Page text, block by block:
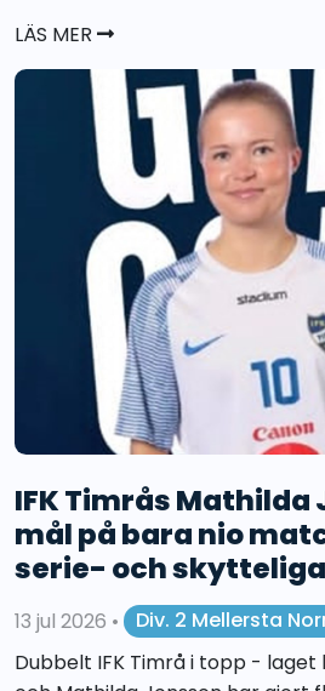
LÄS MER
IFK Timrås Mathilda
mål på bara nio
serie- och
13 jul 2026 •
Div. 2 Mellersta
Dubbelt IFK Timrå i topp - laget